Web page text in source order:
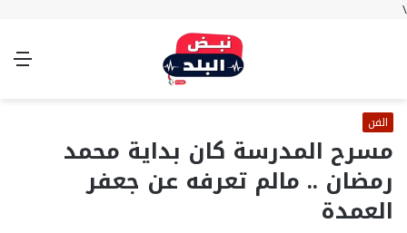
\
الوضع
الفن
مسرح المدرسة كان بداية محمد
رمضان .. مالم تعرفه عن جعفر
العمدة